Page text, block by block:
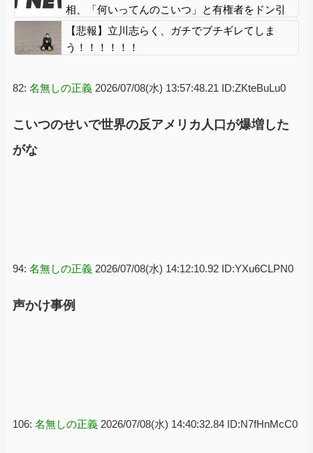
相、「何いってんのこいつ」と有権者をドン引
きさせるよな屁理屈を……
【悲報】立川志らく、ガチでブチギレてしま
う！！！！！！
82: 名無しの正義 2026/07/08(水) 13:57:48.21 ID:ZKteBuLu0
こいつのせいで世界の反アメリカ人口が爆増した
がな
94: 名無しの正義 2026/07/08(水) 14:12:10.92 ID:YXu6CLPN0
声かけ事例
106: 名無しの正義 2026/07/08(水) 14:40:32.84 ID:N7fHnMcC0